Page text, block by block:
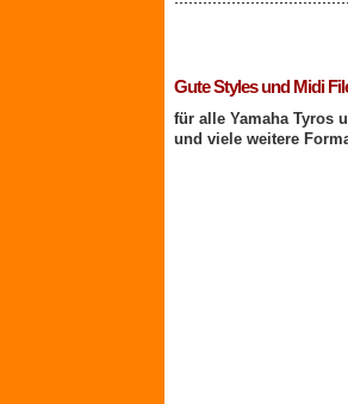
Gute Styles und Midi
für alle Yamaha Tyros
und viele weitere